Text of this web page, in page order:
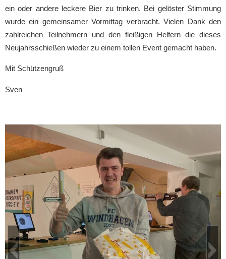
ein oder andere leckere Bier zu trinken. Bei gelöster Stimmung
wurde ein gemeinsamer Vormittag verbracht. Vielen Dank den
zahlreichen Teilnehmern und den fleißigen Helfern die dieses
Neujahrsschießen wieder zu einem tollen Event gemacht haben.
Mit Schützengruß
Sven